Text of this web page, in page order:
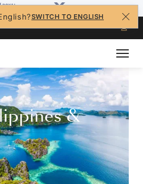
SWITCH TO ENGLISH
&